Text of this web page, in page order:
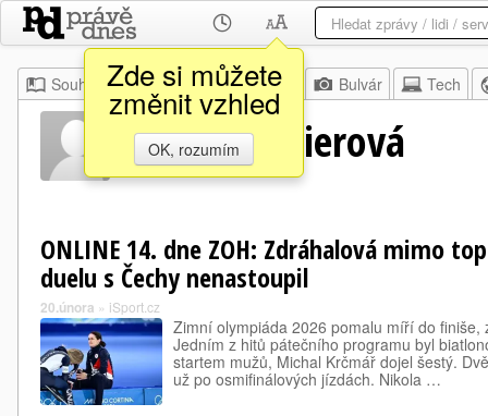
Zde si můžete
změnit vzhled
OK, rozumím
Souhrn Moje Z domova Bulvár Tech
Daniela Maierová
ONLINE 14. dne ZOH: Zdráhalová mimo
duelu s Čechy nenastoupil
20.února » iSport.cz
Zimní olympiáda 2026 pomalu míří do finiše,
Jedním z hitů pátečního programu byl
startem mužů, Michal Krčmář dojel šestý.
už po osmifinálových jízdách. Nikola …